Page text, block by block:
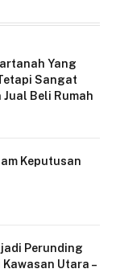
Yang
Sangat
Beli Rumah
Keputusan
Perunding
Utara –